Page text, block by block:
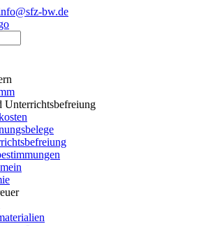
bw.de
Unterrichtsbefreiung